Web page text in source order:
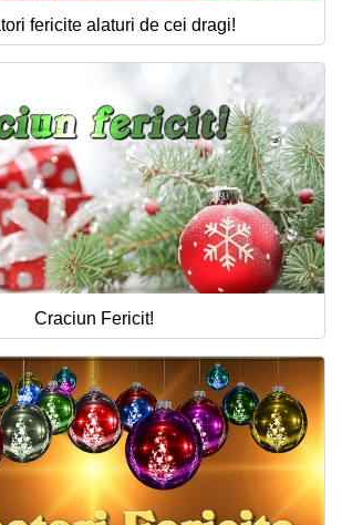
fericite alaturi de cei dragi!
Craciun Fericit!